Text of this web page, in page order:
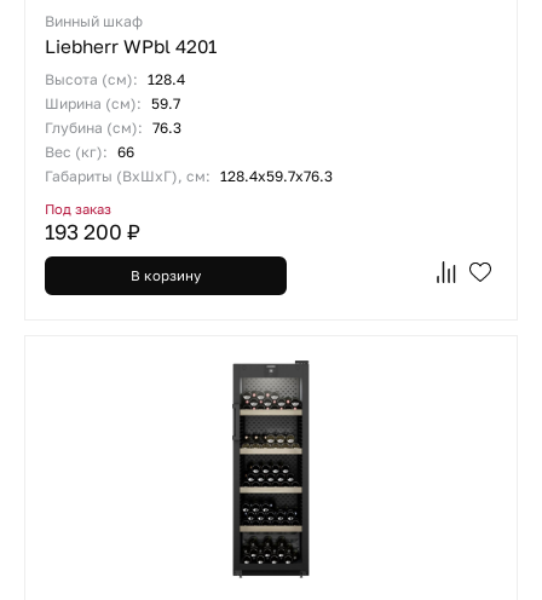
Винный шкаф
Liebherr WPbl 4201
Высота (см): 128.4
Ширина (см): 59.7
Глубина (см): 76.3
Вес (кг): 66
Габариты (ВхШхГ), см: 128.4х59.7х76.3
Под заказ
193 200 ₽
В корзину